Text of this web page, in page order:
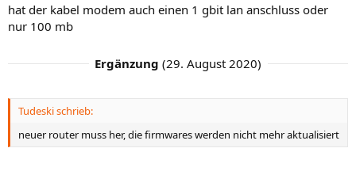
hat der kabel modem auch einen 1 gbit lan anschluss oder
nur 100 mb
Ergänzung (29. August 2020)
Tudeski schrieb:
neuer router muss her, die firmwares werden nicht mehr aktualisiert